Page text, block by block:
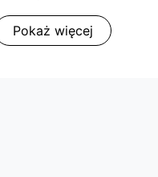
Pokaż więcej